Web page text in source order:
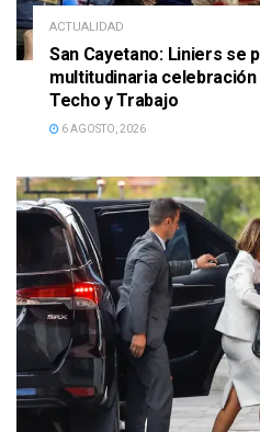
ACTUALIDAD
San Cayetano: Liniers se
multitudinaria
Techo y Trabajo
6 AGOSTO, 2026